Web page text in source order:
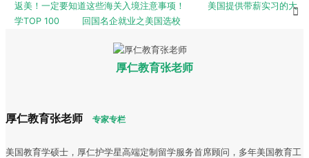
返美！一定要知道这些海关入境注意事项！
美国提供带薪实习的大
学TOP 100
回国名企就业之美国选校
厚仁教育张老师
厚仁教育张老师 专家专栏
美国教育学硕士，厚仁护学星高端定制留学服务首席顾问，多年美国教育工